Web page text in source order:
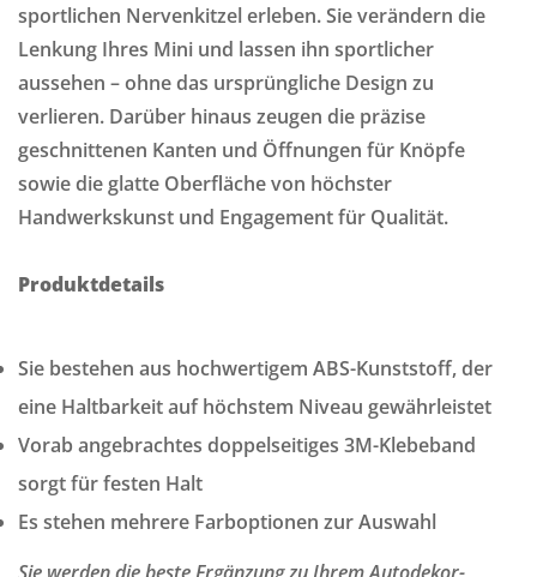
sportlichen Nervenkitzel erleben. Sie verändern die
Lenkung Ihres Mini und lassen ihn sportlicher
aussehen – ohne das ursprüngliche Design zu
verlieren. Darüber hinaus zeugen die präzise
geschnittenen Kanten und Öffnungen für Knöpfe
sowie die glatte Oberfläche von höchster
Handwerkskunst und Engagement für Qualität.
Produktdetails
Sie bestehen aus hochwertigem ABS-Kunststoff, der
eine Haltbarkeit auf höchstem Niveau gewährleistet
Vorab angebrachtes doppelseitiges 3M-Klebeband
sorgt für festen Halt
Es stehen mehrere Farboptionen zur Auswahl